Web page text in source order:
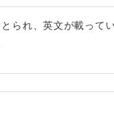
られ、英文が載って